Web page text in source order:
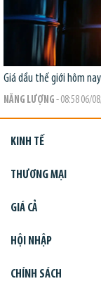
Giá dầu thế giới hôm
NĂNG LƯỢNG - 08:58 06/
KINH TẾ
THƯƠNG MẠI
GIÁ CẢ
HỘI NHẬP
CHÍNH SÁCH